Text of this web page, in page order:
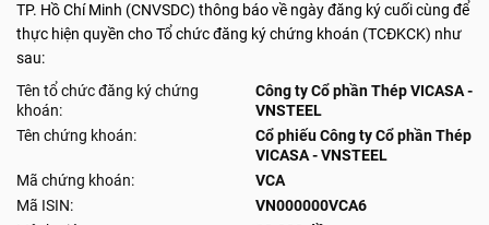
TP. Hồ Chí Minh (CNVSDC) thông báo về ngày đăng ký cuối cùng để
thực hiện quyền cho Tổ chức đăng ký chứng khoán (TCĐKCK) như
sau:
Tên tổ chức đăng ký chứng
khoán:
Công ty Cổ phần Thép VICASA -
VNSTEEL
Tên chứng khoán:
Cổ phiếu Công ty Cổ phần Thép
VICASA - VNSTEEL
Mã chứng khoán:
VCA
Mã ISIN:
VN000000VCA6